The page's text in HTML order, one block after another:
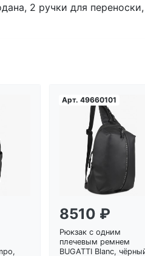
2 ручки для
Арт. 49660101
Загрузка...
8510 ₽
Рюкзак с одним
плечевым ремнем
BUGATTI Blanc,